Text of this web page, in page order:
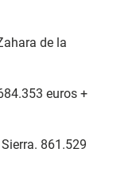
de la
euros +
861.529